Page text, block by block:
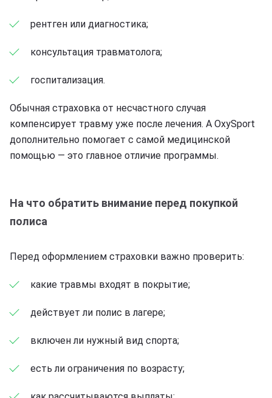
рентген или диагностика;
консультация травматолога;
госпитализация.
Обычная страховка от несчастного случая
компенсирует травму уже после лечения. А OxySport
дополнительно помогает с самой медицинской
помощью — это главное отличие программы.
На что обратить внимание перед покупкой
полиса
Перед оформлением страховки важно проверить:
какие травмы входят в покрытие;
действует ли полис в лагере;
включен ли нужный вид спорта;
есть ли ограничения по возрасту;